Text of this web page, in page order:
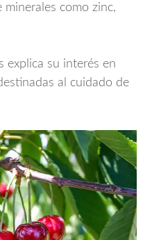
minerales como zinc,
explica su interés en
al cuidado de